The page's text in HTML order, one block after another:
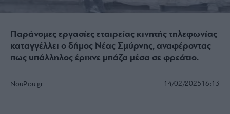
Παράνομες εργασίες εταιρείας κινητής τηλεφωνίας
καταγγέλλει ο δήμος Νέας Σμύρνης, αναφέροντας
πως υπάλληλος έριχνε μπάζα μέσα σε φρεάτιο.
NouPou.gr 14/02/202516:13